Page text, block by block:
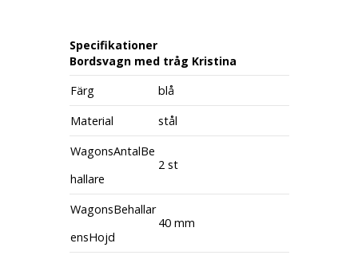
Specifikationer
Bordsvagn med tråg Kristina
Färg
blå
Material
stål
WagonsAntalBe
hallare
2 st
WagonsBehallar
ensHojd
40 mm